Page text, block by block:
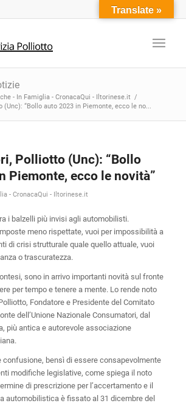
- In Famiglia - CronacaQui - Iltorinese.it /
“Bollo auto 2023 in Piemonte, ecco le no...
Polliotto (Unc): “Bollo
Piemonte, ecco le novità”
- CronacaQui - Iltorinese.it
i balzelli più invisi agli automobilisti.
meno rispettate, vuoi per impossibilità a
di crisi strutturale quale quello attuale, vuoi
o trascuratezza.
sono in arrivo importanti novità sul fronte
per tempo e tenere a mente. Lo rende noto
Fondatore e Presidente del Comitato
dell’Unione Nazionale Consumatori, dal
più antica e autorevole associazione
confusione, bensì di essere consapevolmente
modifiche legislative, come spiega il noto
di prescrizione per l’accertamento e il
automobilistica è fissato al 31 dicembre del
Translate »